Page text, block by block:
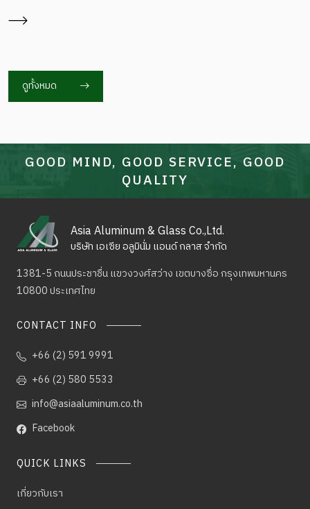
ดูทั้งหมด
GOOD MIND, GOOD SERVICE, GOOD
QUALITY
Asia Aluminum & Glass Co.,Ltd.
บริษัท เอเซีย อลูมินั่ม แอนด์ กลาส จำกัด
1381-5 ถนนประชาชื่น แขวงวงศ์สว่าง เขตบางซื่อกรุงเทพมหานคร
10800 ประเทศไทย
CONTACT INFO
+66 (2) 591 9991
+66 (2) 580 5533
info@asiaaluminum.co.th
Facebook
QUICK LINKS
เกี่ยวกับเรา